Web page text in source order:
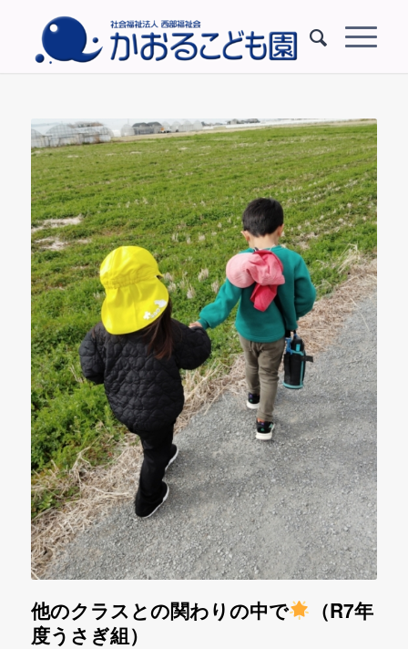
他のクラスとの関わりの中で
（R7年
度うさぎ組）